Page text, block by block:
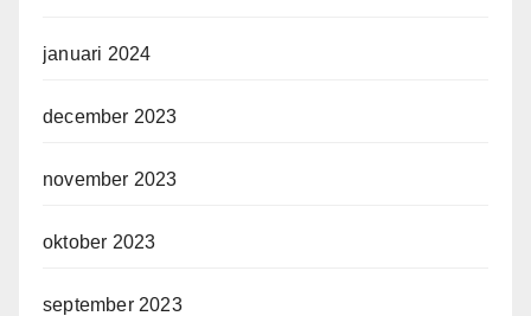
januari 2024
december 2023
november 2023
oktober 2023
september 2023